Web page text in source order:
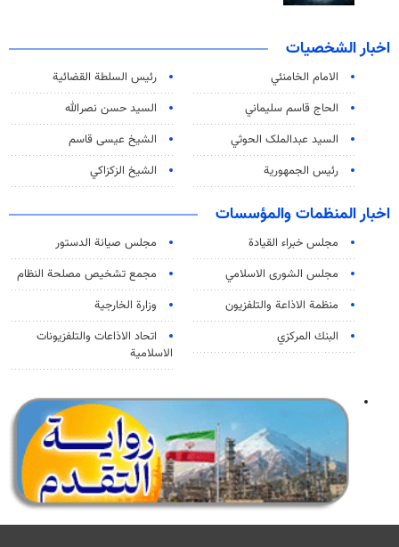
اخبار الشخصيات
الامام الخامنئي
رئیس السلطة القضائیة
الحاج قاسم سليماني
السيد حسن نصرالله
السید عبدالملک الحوثي
الشيخ عيسى قاسم
رئيس الجمهورية
الشيخ الزكزاكي
اخبار المنظمات والمؤسسات
مجلس خبراء القيادة
مجلس صيانة الدستور
مجلس الشورى الاسلامي
مجمع تشخيص مصلحة النظام
منظمة الاذاعة والتلفزیون
وزارة الخارجية
البنك المركزي
اتحاد الاذاعات والتلفزيونات
الاسلامية